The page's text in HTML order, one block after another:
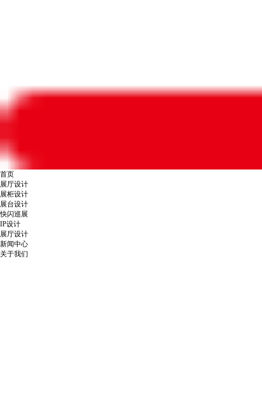
首页
展厅设计
展柜设计
展台设计
快闪巡展
IP设计
展厅设计
新闻中心
关于我们